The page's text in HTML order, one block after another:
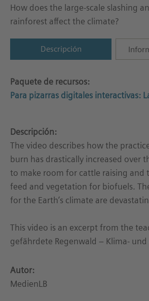
How does the large-scale slashing
rainforest affect the climate?
Descripción
Paquete de recursos:
Para pizarras digitales interactivas:
Descripción:
The video describes how the
burn has drastically increased over
to make room for cattle raising and
feed and vegetation for biofuels.
for the Earth’s climate are
This video is an excerpt from the
gefährdete Regenwald – Klima-
Autor:
MedienLB